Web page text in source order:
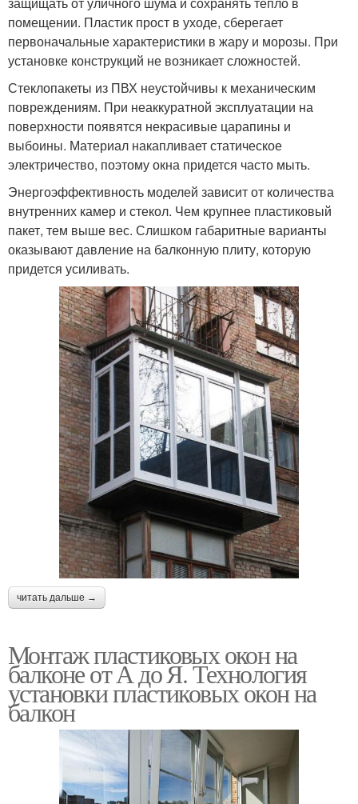
помещении. Пластик прост в уходе, сберегает
первоначальные характеристики в жару и морозы. При
установке конструкций не возникает сложностей.
Стеклопакеты из ПВХ неустойчивы к механическим
повреждениям. При неаккуратной эксплуатации на
поверхности появятся некрасивые царапины и
выбоины. Материал накапливает статическое
электричество, поэтому окна придется часто мыть.
Энергоэффективность моделей зависит от количества
внутренних камер и стекол. Чем крупнее пластиковый
пакет, тем выше вес. Слишком габаритные варианты
оказывают давление на балконную плиту, которую
придется усиливать.
читать дальше →
Монтаж пластиковых окон на
балконе от А до Я. Технология
установки пластиковых окон на
балкон